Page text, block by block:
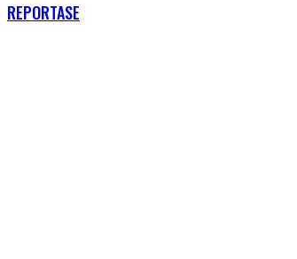
REPORTASE